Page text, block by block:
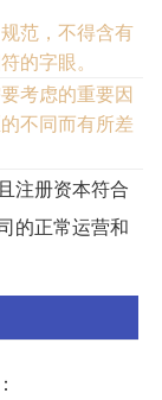
范，不得含有
的字眼。
考虑的重要因
不同而有所差
注册资本符合
的正常运营和